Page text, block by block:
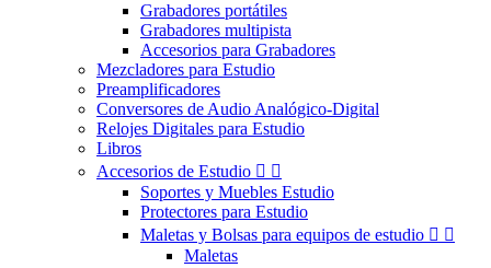
Grabadores portátiles
Grabadores multipista
Accesorios para Grabadores
Mezcladores para Estudio
Preamplificadores
Conversores de Audio Analógico-Digital
Relojes Digitales para Estudio
Libros
Accesorios de Estudio  
Soportes y Muebles Estudio
Protectores para Estudio
Maletas y Bolsas para equipos de estudio  
Maletas